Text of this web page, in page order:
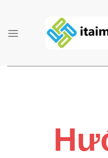
content